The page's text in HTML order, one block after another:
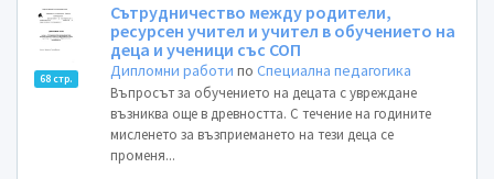
68 стр.
Сътрудничество между родители,
ресурсен учител и учител в обучението на
деца и ученици със СОП
Дипломни работи поСпециална педагогика
Въпросът за обучението на децата с увреждане
възниква още в древността. С течение на годините
мисленето за възприемането на тези деца се
променя...